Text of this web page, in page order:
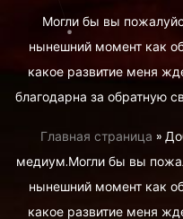
Могли бы вы
нынешний момент как
какое развитие меня
благодарна за обратную
Главная страница »
медиум.Могли бы вы
нынешний момент как
какое развитие меня